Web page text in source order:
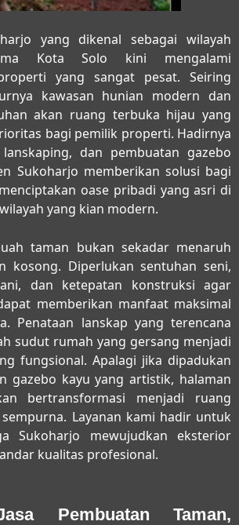
yang dikenal sebagai wilayah
Kota Solo kini mengalami
yang sangat pesat. Seiring
kawasan hunian modern dan
akan ruang terbuka hijau yang
bagi pemilik properti. Hadirnya
dan pembuatan gazebo
Sukoharjo memberikan solusi bagi
oase pribadi yang asri di
yang kian modern.
taman bukan sekadar menaruh
kosong. Diperlukan sentuhan seni,
dan ketepatan konstruksi agar
memberikan manfaat maksimal
Penataan lanskap yang terencana
sudut rumah yang gersang menjadi
fungsional. Apalagi jika dipadukan
gazebo kayu yang artistik, halaman
bertransformasi menjadi ruang
Layanan kami hadir untuk
Sukoharjo mewujudkan eksterior
kualitas profesional.
Pembuatan Taman,